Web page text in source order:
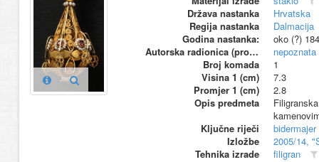
Država nastanka
Hrvatska
Regija nastanka
Dalmacija
Godina nastanka:
oko (?)
Autorska radionica (proizvođač)
nepoznata
Broj komada
1
Visina 1 (cm)
7.3
Promjer 1 (cm)
2.8
Opis predmeta
Ključne riječi
bidermajer
Izložbe
2005/14,
Tehnika izrade
filigran